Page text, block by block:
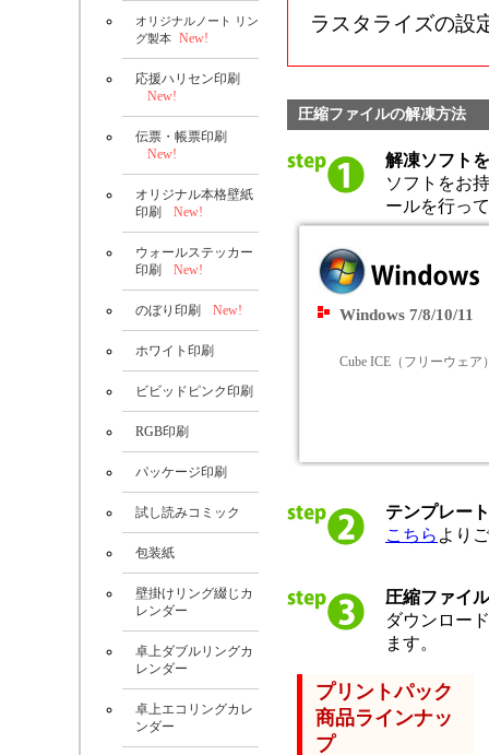
ラスタライズの
圧縮ファイルの解凍方法
解凍ソフト
ソフトをお
ールを行っ
Windows 7/8/10/11
Cube ICE（フリーウェア
テンプレー
こちら より
圧縮ファイ
ダウンロー
ます。
オリジナルノート リン
グ製本 New!
応援ハリセン印刷
New!
伝票・帳票印刷
New!
オリジナル本格壁紙
印刷
New!
ウォールステッカー
印刷
New!
のぼり印刷 New!
ホワイト印刷
ビビッドピンク印刷
RGB印刷
パッケージ印刷
試し読みコミック
包装紙
壁掛けリング綴じカ
レンダー
卓上ダブルリングカ
レンダー
卓上エコリングカレ
ンダー
プリントパック
商品ラインナッ
プ